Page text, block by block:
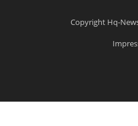
Copyright Hq-